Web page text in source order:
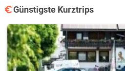
Günstigste Kurztrips